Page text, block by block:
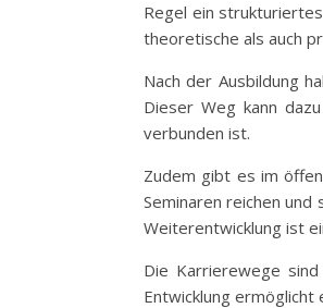
Regel ein
theoretische als auch
Nach der Ausbildung
Dieser Weg kann
verbunden ist.
Zudem gibt es im
Seminaren reichen
Weiterentwicklung ist
Die Karrierewege
Entwicklung